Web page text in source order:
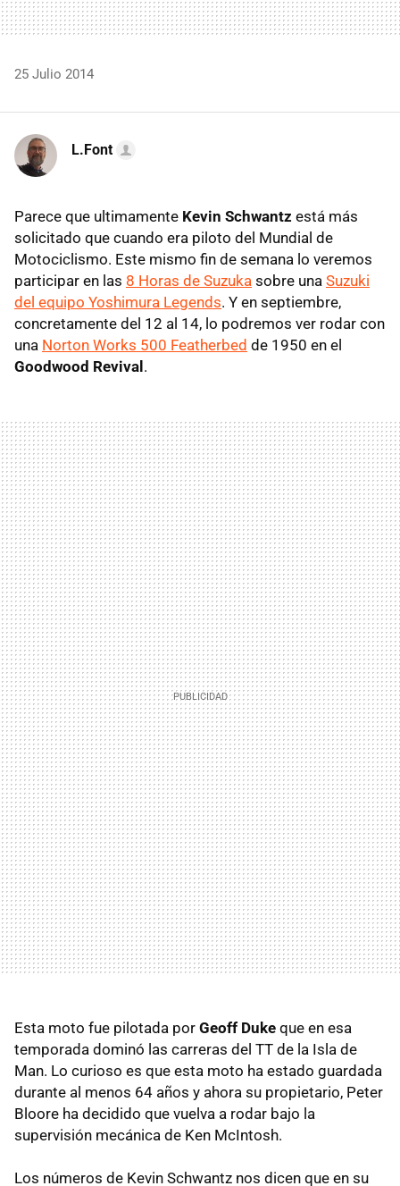
25 Julio 2014
L.Font
Parece que ultimamente Kevin Schwantz está más
solicitado que cuando era piloto del Mundial de
Motociclismo. Este mismo fin de semana lo veremos
participar en las 8 Horas de Suzuka sobre una Suzuki
del equipo Yoshimura Legends. Y en septiembre,
concretamente del 12 al 14, lo podremos ver rodar con
una Norton Works 500 Featherbed de 1950 en el
Goodwood Revival.
Esta moto fue pilotada por Geoff Duke que en esa
temporada dominó las carreras del TT de la Isla de
Man. Lo curioso es que esta moto ha estado guardada
durante al menos 64 años y ahora su propietario, Peter
Bloore ha decidido que vuelva a rodar bajo la
supervisión mecánica de Ken McIntosh.
Los números de Kevin Schwantz nos dicen que en su